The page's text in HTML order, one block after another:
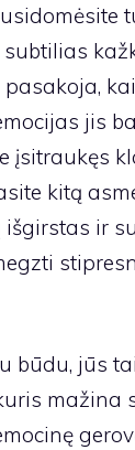
jis
įsitraukęs
kitą
išgirstas ir
būdu, jūs
mažina